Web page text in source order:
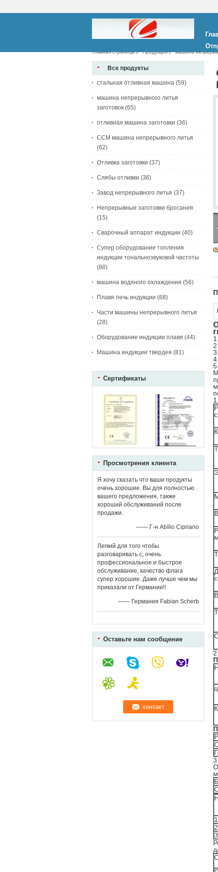
Главная страница Продукция машина
Все продукты
стальная отливная машина (59)
машина непрерывного литья
заготовок (65)
отливная машина заготовки (36)
CCM машина непрерывного литья
(62)
Отливка заготовки (37)
Слябы отливки (36)
Завод непрерывного литья (37)
Непрерывные заготовки бросания
(15)
Сварочный аппарат индукции (40)
Супер оборудование топления
индукции тональнозвуковой частоты
(88)
машина водяного охлаждения (56)
Плавя печь индукции (68)
Части машины непрерывного литья
(28)
Оборудование индукции плавя (44)
Машина индукции твердея (81)
Сертификаты
Просмотрения клиента
Я хочу сказать что ваши продукты
очень хорошие. Вы для полностью
вашего предложения, также
хороший обслуживаний после
продажи.
—— Г-н Abílio Cipriano
Легкий для того чтобы
разговаривать с, очень
профессиональное и быстрое
обслуживание, качество флага
супер хорошие. Даже лучше чем мы
приказали от Германии!!
—— Германия Fabian Scherb
Оставьте нам сообщение
1.
1.
2.
3.
1
2
3